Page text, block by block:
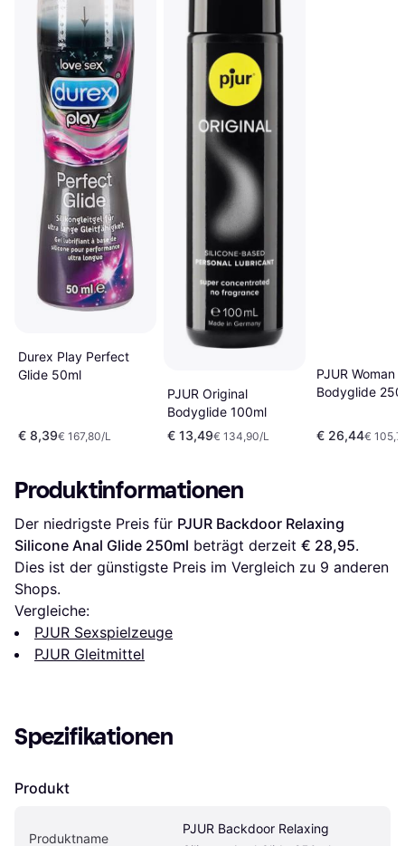
Durex Play Perfect
Glide 50ml
€ 8,39€ 167,80/L
PJUR Original
Bodyglide 100ml
€ 13,49€ 134,90/L
PJUR Woman
Bodyglide
€ 26,44€
Produktinformationen
Der niedrigste Preis für PJUR Backdoor Relaxing
Silicone Anal Glide 250ml beträgt derzeit € 28,95.
Dies ist der günstigste Preis im Vergleich zu 9 anderen
Shops.
Vergleiche:
PJUR Sexspielzeuge
PJUR Gleitmittel
Spezifikationen
Produkt
Produktname
PJUR Backdoor Relaxing